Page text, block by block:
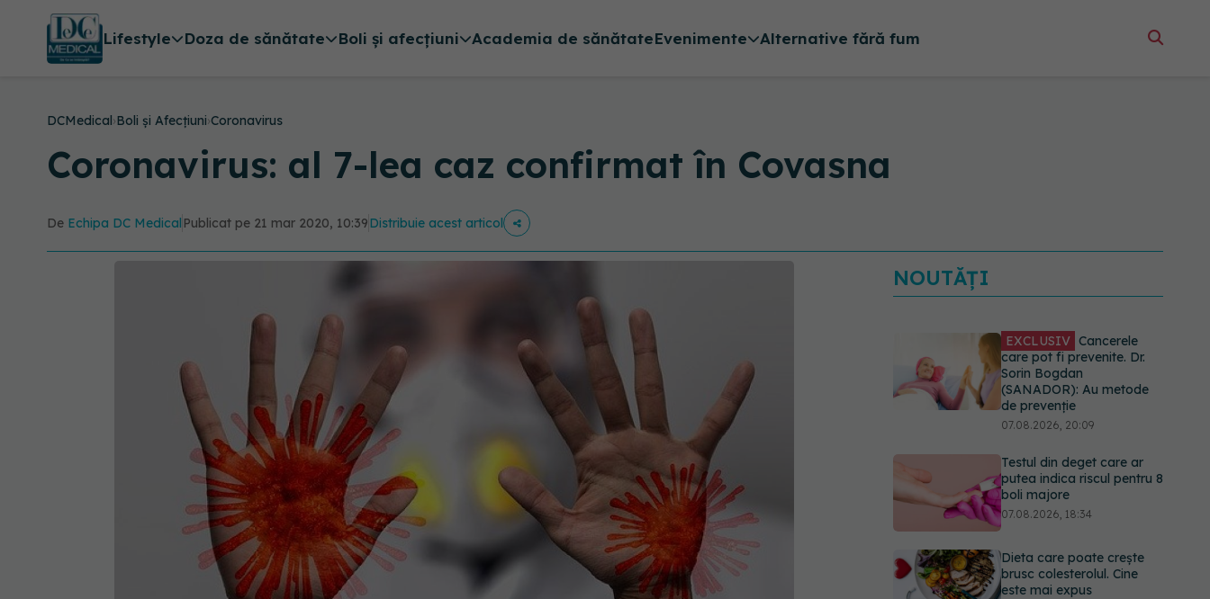
Lifestyle Doza de sănătate Boli și afecțiuni Academia de sănătateEvenimente Alternative fără fum
DCMedical›Boli și Afecțiuni›Coronavirus
Coronavirus: al 7-lea caz confirmat în Covasna
De Echipa DC Medical Publicat pe 21 mar 2020, 10:39Distribuie acest articol
NOUTĂȚI
EXCLUSIV Cancerele
care pot fi prevenite. Dr.
Sorin Bogdan
(SANADOR): Au metode
de prevenție
07.08.2026, 20:09
Testul din deget care ar
putea indica riscul pentru 8
boli majore
07.08.2026, 18:34
Dieta care poate crește
brusc colesterolul. Cine
este mai expus